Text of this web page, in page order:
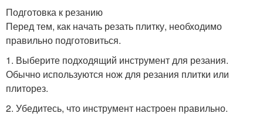
Подготовка к резанию
Перед тем, как начать резать плитку, необходимо
правильно подготовиться.
1. Выберите подходящий инструмент для резания.
Обычно используются нож для резания плитки или
плиторез.
2. Убедитесь, что инструмент настроен правильно.